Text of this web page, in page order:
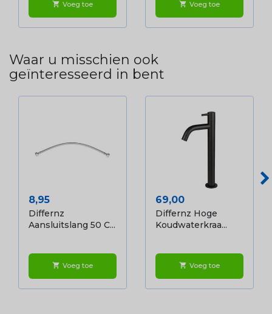
shopping_cart Voeg toe shopping_cart Voeg toe
Waar u misschien ook
geïnteresseerd in bent
Prijs
8,95
Differnz
Aansluitslang 50 C...
shopping_cart Voeg toe
Prijs
69,00
Differnz Hoge
Koudwaterkraa...
shopping_cart Voeg toe